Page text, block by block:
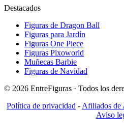
Destacados
Figuras de Dragon Ball
Figuras para Jardín
Figuras One Piece
Figuras Pixoworld
Muñecas Barbie
Figuras de Navidad
© 2026 EntreFiguras · Todos los
Política de privacidad - Afiliados de
Aviso